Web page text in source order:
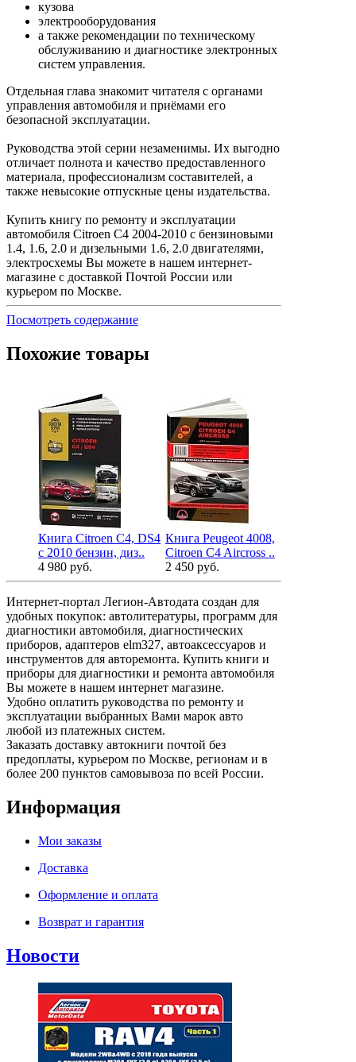
кузова
электрооборудования
а также рекомендации по техническому
обслуживанию и диагностике электронных
систем управления.
Отдельная глава знакомит читателя с органами
управления автомобиля и приёмами его
безопасной эксплуатации.
Руководства этой серии незаменимы. Их выгодно
отличает полнота и качество предоставленного
материала, профессионализм составителей, а
также невысокие отпускные цены издательства.
Купить книгу по ремонту и эксплуатации
автомобиля Citroen C4 2004-2010 с бензиновыми
1.4, 1.6, 2.0 и дизельными 1.6, 2.0 двигателями,
электросхемы Вы можете в нашем интернет-
магазине с доставкой Почтой России или
курьером по Москве.
Посмотреть содержание
Похожие товары
Книга Citroen C4, DS4
с 2010 бензин, диз..
4 980 руб.
Книга Peugeot 4008,
Citroen C4 Aircross ..
2 450 руб.
Интернет-портал Легион-Автодата создан для
удобных покупок: автолитературы, программ для
диагностики автомобиля, диагностических
приборов, адаптеров elm327, автоаксессуаров и
инструментов для авторемонта. Купить книги и
приборы для диагностики и ремонта автомобиля
Вы можете в нашем интернет магазине.
Удобно оплатить руководства по ремонту и
эксплуатации выбранных Вами марок авто
любой из платежных систем.
Заказать доставку автокниги почтой без
предоплаты, курьером по Москве, регионам и в
более 200 пунктов самовывоза по всей России.
Информация
Мои заказы
Доставка
Оформление и оплата
Возврат и гарантия
Новости